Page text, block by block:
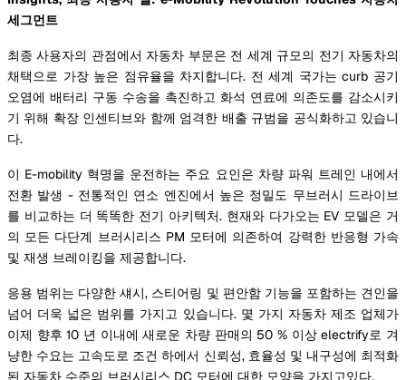
세그먼트
최종 사용자의 관점에서 자동차 부문은 전 세계 규모의 전기 자동차의
채택으로 가장 높은 점유율을 차지합니다. 전 세계 국가는 curb 공기
오염에 배터리 구동 수송을 촉진하고 화석 연료에 의존도를 감소시키
기 위해 확장 인센티브와 함께 엄격한 배출 규범을 공식화하고 있습니
다.
이 E-mobility 혁명을 운전하는 주요 요인은 차량 파워 트레인 내에서
전환 발생 - 전통적인 연소 엔진에서 높은 정밀도 무브러시 드라이브
를 비교하는 더 똑똑한 전기 아키텍처. 현재와 다가오는 EV 모델은 거
의 모든 다단계 브러시리스 PM 모터에 의존하여 강력한 반응형 가속
및 재생 브레이킹을 제공합니다.
응용 범위는 다양한 섀시, 스티어링 및 편안함 기능을 포함하는 견인을
넘어 더욱 넓은 범위를 가지고 있습니다. 몇 가지 자동차 제조 업체가
이제 향후 10 년 이내에 새로운 차량 판매의 50 % 이상 electrify로 겨
냥한 수요는 고속도로 조건 하에서 신뢰성, 효율성 및 내구성에 최적화
된 자동차 수준의 브러시리스 DC 모터에 대한 모양을 가지고있다.